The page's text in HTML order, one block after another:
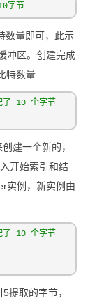
字节
量即可，此示
冲区。创建完成
特数量
了 10 个字节
建一个新的，
开始索引和结
实例，新实例由
了 10 个字节
取的字节，